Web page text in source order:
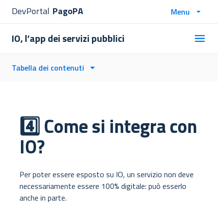
DevPortal PagoPA Menu
IO, l’app dei servizi pubblici
Tabella dei contenuti
4️⃣ Come si integra con
IO?
Per poter essere esposto su IO, un servizio non deve
necessariamente essere 100% digitale: può esserlo
anche in parte.